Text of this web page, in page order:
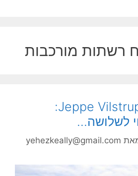
רשתות מורכבות
Jeppe Vilstrup Hansgaard:
לשלושה…
yehezkeally@gmail.com